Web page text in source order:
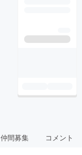
仲間募集 コメント